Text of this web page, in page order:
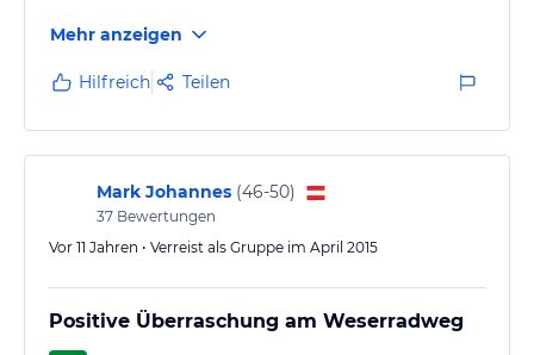
Mehr anzeigen
Hilfreich Teilen
Mark Johannes (46-50)
37 Bewertungen
Vor 11 Jahren • Verreist als Gruppe im April 2015
Positive Überraschung am Weserradweg